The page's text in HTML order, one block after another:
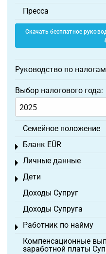
Пресса
Скачать бесплатное
Руководство по
Выбор налогового года:
Семейное положение
Бланк EÜR
Toggle menu
Личные данные
Toggle menu
Дети
Toggle menu
Доходы Супруг
Доходы Супруга
Работник по найму
Toggle menu
Компенсационные
заработной платы